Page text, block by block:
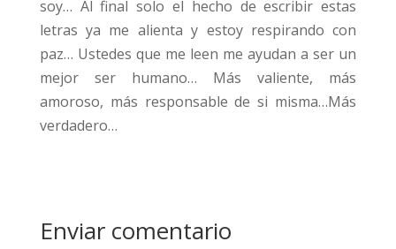
soy… Al final solo el hecho de escribir estas
letras ya me alienta y estoy respirando con
paz… Ustedes que me leen me ayudan a ser un
mejor ser humano… Más valiente, más
amoroso, más responsable de si misma…Más
verdadero…
Enviar comentario